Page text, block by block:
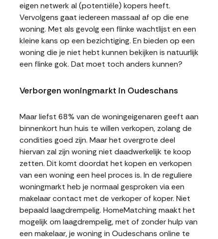
eigen netwerk al (potentiële) kopers heeft.
Vervolgens gaat iedereen massaal af op die ene
woning. Met als gevolg een flinke wachtlijst en een
kleine kans op een bezichtiging. En bieden op een
woning die je niet hebt kunnen bekijken is natuurlijk
een flinke gok. Dat moet toch anders kunnen?
Verborgen woningmarkt in Oudeschans
Maar liefst 68% van de woningeigenaren geeft aan
binnenkort hun huis te willen verkopen, zolang de
condities goed zijn. Maar het overgrote deel
hiervan zal zijn woning niet daadwerkelijk te koop
zetten. Dit komt doordat het kopen en verkopen
van een woning een heel proces is. In de reguliere
woningmarkt heb je normaal gesproken via een
makelaar contact met de verkoper of koper. Niet
bepaald laagdrempelig. HomeMatching maakt het
mogelijk om laagdrempelig, met of zonder hulp van
een makelaar, je woning in Oudeschans online te